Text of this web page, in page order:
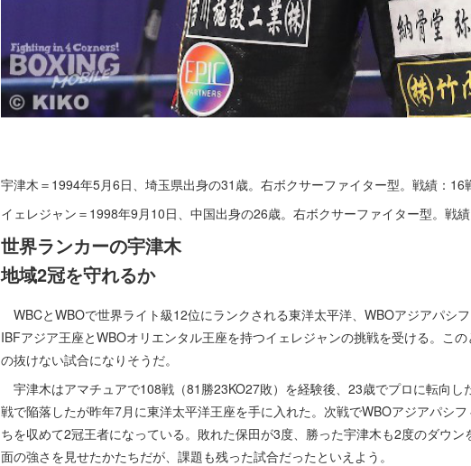
宇津木＝1994年5月6日、埼玉県出身の31歳。右ボクサーファイター型。戦績：16
イェレジャン＝1998年9月10日、中国出身の26歳。右ボクサーファイター型。戦
世界ランカーの宇津木
地域2冠を守れるか
WBCとWBOで世界ライト級12位にランクされる東洋太平洋、WBOアジアパシ
IBFアジア王座とWBOオリエンタル王座を持つイェレジャンの挑戦を受ける。こ
の抜けない試合になりそうだ。
宇津木はアマチュアで108戦（81勝23KO27敗）を経験後、23歳でプロに転向し
戦で陥落したが昨年7月に東洋太平洋王座を手に入れた。次戦でWBOアジアパシ
ちを収めて2冠王者になっている。敗れた保田が3度、勝った宇津木も2度のダウ
面の強さを見せたかたちだが、課題も残った試合だったといえよう。